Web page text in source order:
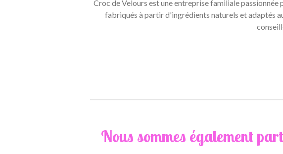
Croc de Velours est une entreprise familiale
fabriqués à partir d'ingrédients naturels et adaptés
Nous sommes également